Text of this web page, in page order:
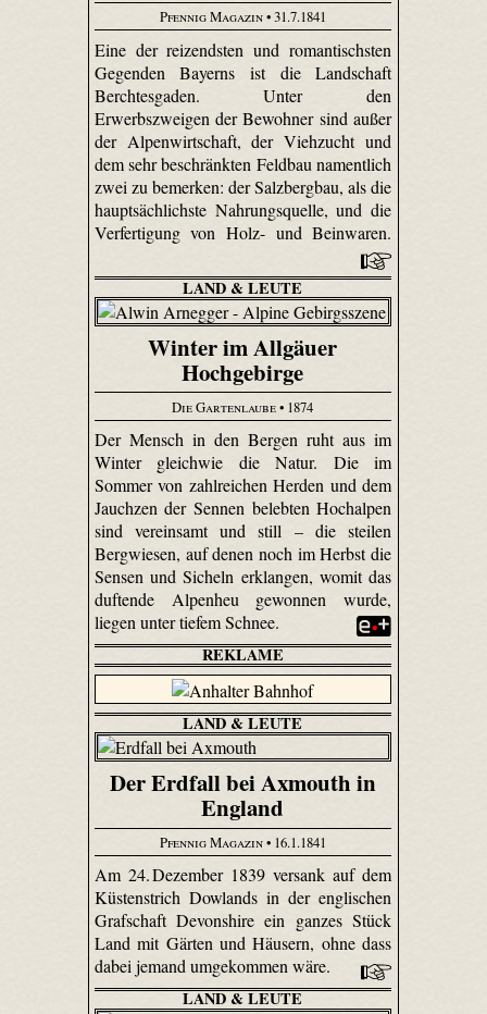
Pfennig Magazin• 31.7.1841
Eine der reizendsten und romantischsten
Gegenden Bayerns ist die Landschaft
Berchtesgaden. Unter den
Erwerbszweigen der Bewohner sind außer
der Alpenwirtschaft, der Viehzucht und
dem sehr beschränkten Feldbau namentlich
zwei zu bemerken: der Salzbergbau, als die
hauptsächlichste Nahrungsquelle, und die
Verfertigung von Holz- und Beinwaren.
LAND & LEUTE
Winter im Allgäuer
Hochgebirge
Die Gartenlaube• 1874
Der Mensch in den Bergen ruht aus im
Winter gleichwie die Natur. Die im
Sommer von zahlreichen Herden und dem
Jauchzen der Sennen belebten Hochalpen
sind vereinsamt und still – die steilen
Bergwiesen, auf denen noch im Herbst die
Sensen und Sicheln erklangen, womit das
duftende Alpenheu gewonnen wurde,
liegen unter tiefem Schnee.
REKLAME
LAND & LEUTE
Der Erdfall bei Axmouth in
England
Pfennig Magazin• 16.1.1841
Am 24. Dezember 1839 versank auf dem
Küstenstrich Dowlands in der englischen
Grafschaft Devonshire ein ganzes Stück
Land mit Gärten und Häusern, ohne dass
dabei jemand umgekommen wäre.
LAND & LEUTE